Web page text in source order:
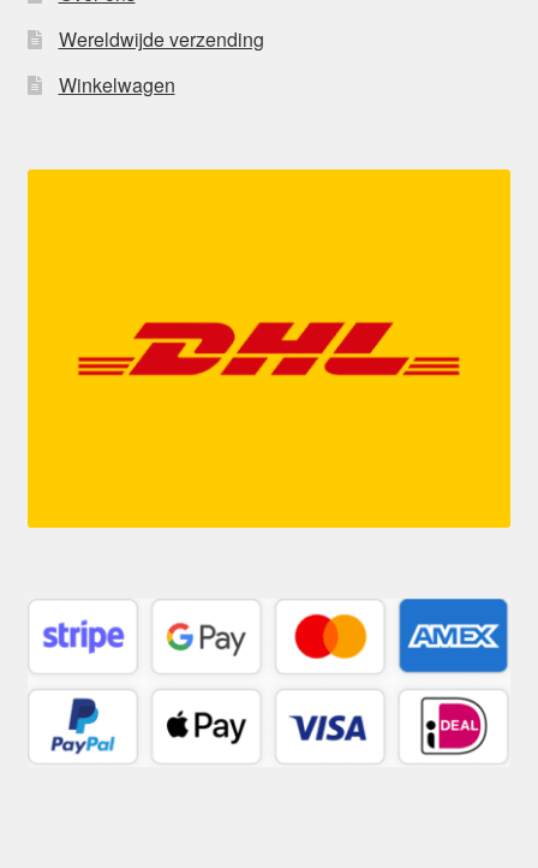
Wereldwijde verzending
Winkelwagen